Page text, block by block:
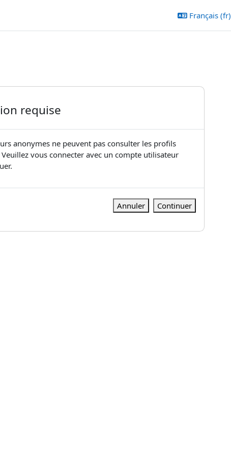
Français ‎(fr)‎
requise
anonymes ne peuvent pas consulter les profils
vous connecter avec un compte utilisateur
Annuler Continuer